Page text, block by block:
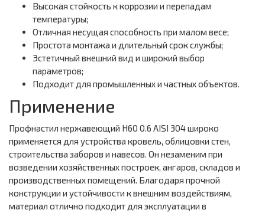
Высокая стойкость к коррозии и перепадам
температуры;
Отличная несущая способность при малом весе;
Простота монтажа и длительный срок службы;
Эстетичный внешний вид и широкий выбор
параметров;
Подходит для промышленных и частных объектов.
Применение
Профнастил нержавеющий Н60 0.6 AISI 304 широко
применяется для устройства кровель, облицовки стен,
строительства заборов и навесов. Он незаменим при
возведении хозяйственных построек, ангаров, складов и
производственных помещений. Благодаря прочной
конструкции и устойчивости к внешним воздействиям,
материал отлично подходит для эксплуатации в